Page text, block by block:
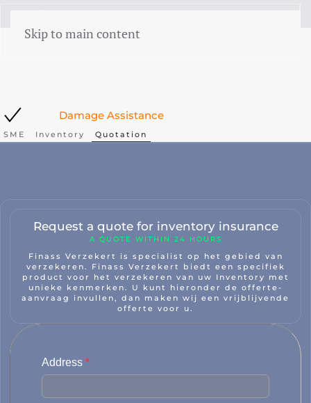
Skip to main contentmenu
Damage Assistance
SME Inventory Quotation
Request a quote for inventory insurance
A QUOTE WITHIN 24 HOURS
Finass Verzekert is specialist op het gebied van
verzekeren. Finass Verzekert biedt een specifiek
product voor het verzekeren van uw Inventory met
unieke kenmerken. U kunt hieronder de offerte-
aanvraag invullen, dan maken wij een vrijblijvende
offerte voor u.
Address *